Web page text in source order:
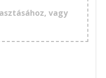
vagy